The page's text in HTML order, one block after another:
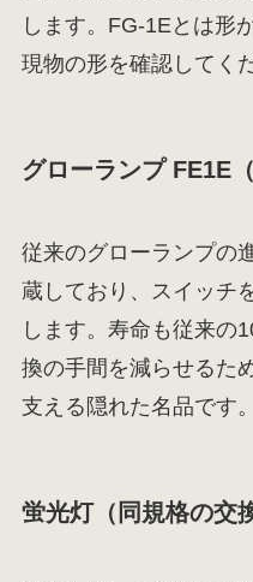
します。FG-1Eとは形
現物の形を確認してく
グローランプ FE1E
従来のグローランプの
蔵しており、スイッチ
します。寿命も従来の
換の手間を減らせるた
支える隠れた名品です。
蛍光灯（同規格の交